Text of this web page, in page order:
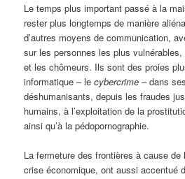
Le temps plus important passé à la
rester plus longtemps de manière
d’autres moyens de communication,
sur les personnes les plus
et les chômeurs. Ils sont des proies
informatique – lecybercrime – dans
déshumanisants, depuis les fraudes
humains, à l’exploitation de la
ainsi qu’à la pédopornographie.
La fermeture des frontières à cause
crise économique, ont aussi accentué